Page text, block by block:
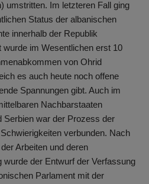
umstritten. Im letzteren Fall ging
Status der albanischen
innerhalb der Republik
im Wesentlichen erst 10
von Ohrid
es auch heute noch offene
Spannungen gibt. Auch im
Nachbarstaaten
Serbien war der Prozess der
verbunden. Nach
Arbeiten und deren
wurde der Entwurf der Verfassung
Parlament mit der